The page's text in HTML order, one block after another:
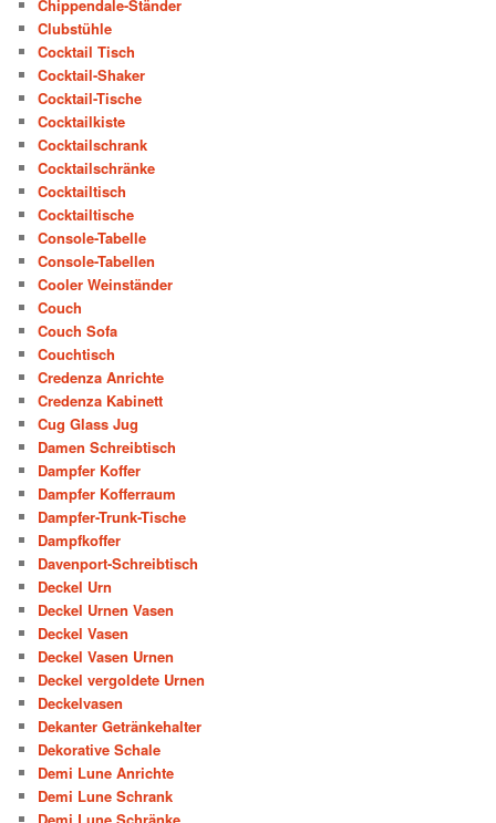
Chippendale-Ständer
Clubstühle
Cocktail Tisch
Cocktail-Shaker
Cocktail-Tische
Cocktailkiste
Cocktailschrank
Cocktailschränke
Cocktailtisch
Cocktailtische
Console-Tabelle
Console-Tabellen
Cooler Weinständer
Couch
Couch Sofa
Couchtisch
Credenza Anrichte
Credenza Kabinett
Cug Glass Jug
Damen Schreibtisch
Dampfer Koffer
Dampfer Kofferraum
Dampfer-Trunk-Tische
Dampfkoffer
Davenport-Schreibtisch
Deckel Urn
Deckel Urnen Vasen
Deckel Vasen
Deckel Vasen Urnen
Deckel vergoldete Urnen
Deckelvasen
Dekanter Getränkehalter
Dekorative Schale
Demi Lune Anrichte
Demi Lune Schrank